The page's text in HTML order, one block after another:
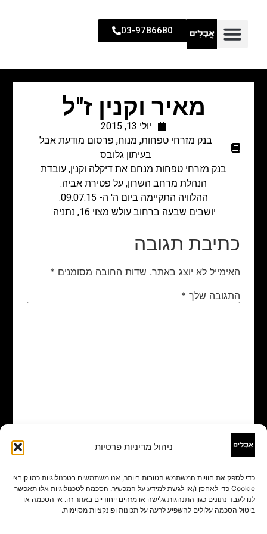
ניהול מדיניות פרטיות
כדי לספק את חוויות המשתמש הטובות ביותר, אנו משתמשים בטכנולוגיות כמו קובצי
Cookie כדי לאחסן ו/או לגשת למידע על המכשיר. הסכמה לטכנולוגיות אלו תאפשר
לנו לעבד נתונים כגון התנהגות גלישה או מזהים ייחודיים באתר זה. אי הסכמה או
ביטול הסכמה עלולים להשפיע לרעה על תכונות ופונקציות מסוימות.
03-9786680
מאיר וקנין ז"ל
יולי 13, 2015
בנק מזרחי טפחות, מנוח, פרסום מודעת אבל
בעיתון גלובס
בנק מזרחי טפחות מנחם את דיקלה וקנין, עובדת
הנהלת מרחב השרון, על פטירת אביה.
ההלוויה התקיימה ביום ה' ה- 09.07.15.
יושבים שבעה ברחוב עולש מצוי 16, נתניה.
כתיבת תגובה
האימייל לא יוצג באתר. שדות החובה מסומנים *
התגובה שלך *
שם
אימייל*